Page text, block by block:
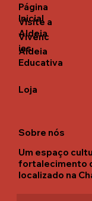
Sobre nós
Um espaço
fortalecimento
localizado na
Página
Inicial
Visite a
Aldeia
Vivênc
ias
Aldeia
Educativa
Loja